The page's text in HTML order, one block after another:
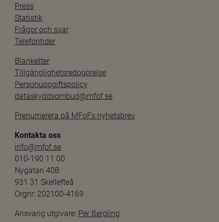
Press
Statistik
Frågor och svar
Telefontider
Blanketter
Tillgänglighetsredogörelse
Personuppgiftspolicy
dataskyddsombud@mfof.se
Prenumerera på MFoFs nyhetsbrev
Kontakta oss
info@mfof.se
010-190 11 00
Nygatan 40B
931 31 Skellefteå
Orgnr: 202100-4169
Ansvarig utgivare: Per Bergling